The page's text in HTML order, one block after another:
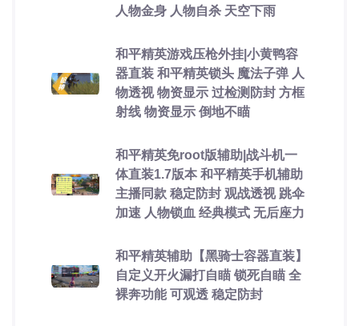
人物金身 人物自杀 天空下雨
和平精英游戏压枪外挂|小黄鸭容
器直装 和平精英锁头 魔法子弹 人
物透视 物资显示 过检测防封 方框
射线 物资显示 倒地不瞄
和平精英免root版辅助|战斗机一
体直装1.7版本 和平精英手机辅助
主播同款 稳定防封 观战透视 跳伞
加速 人物锁血 经典模式 无后座力
和平精英辅助【黑骑士容器直装】
自定义开火漏打自瞄 锁死自瞄 全
裸奔功能 可观透 稳定防封